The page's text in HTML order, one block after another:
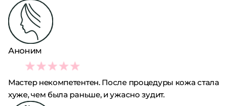
Аноним
1
Мастер некомпетентен. После процедуры кожа стала
хуже, чем была раньше, и ужасно зудит.